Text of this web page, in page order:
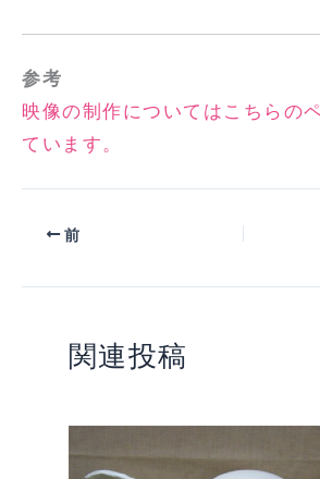
参考
映像の制作についてはこちらの
ています。
前
関連投稿